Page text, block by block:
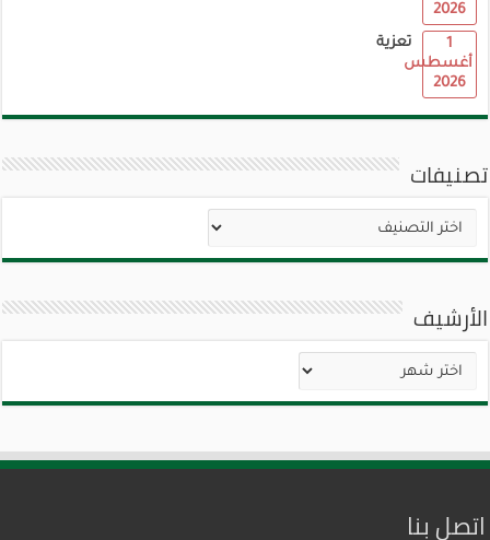
2026
تعزية
1
أغسطس
2026
تصنيفات
تصنيفات
الأرشيف
الأرشيف
اتصل بنا